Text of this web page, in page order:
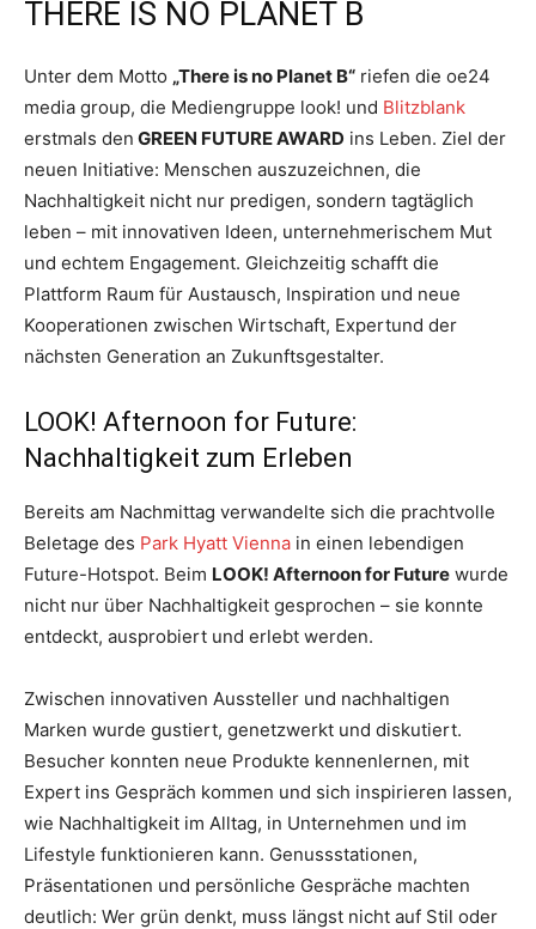
THERE IS NO PLANET B
Unter dem Motto „There is no Planet B“ riefen die oe24
media group, die Mediengruppe look! und Blitzblank
erstmals den GREEN FUTURE AWARD ins Leben. Ziel der
neuen Initiative: Menschen auszuzeichnen, die
Nachhaltigkeit nicht nur predigen, sondern tagtäglich
leben – mit innovativen Ideen, unternehmerischem Mut
und echtem Engagement. Gleichzeitig schafft die
Plattform Raum für Austausch, Inspiration und neue
Kooperationen zwischen Wirtschaft, Expertund der
nächsten Generation an Zukunftsgestalter.
LOOK! Afternoon for Future:
Nachhaltigkeit zum Erleben
Bereits am Nachmittag verwandelte sich die prachtvolle
Beletage des Park Hyatt Vienna in einen lebendigen
Future-Hotspot. Beim LOOK! Afternoon for Future wurde
nicht nur über Nachhaltigkeit gesprochen – sie konnte
entdeckt, ausprobiert und erlebt werden.
Zwischen innovativen Aussteller und nachhaltigen
Marken wurde gustiert, genetzwerkt und diskutiert.
Besucher konnten neue Produkte kennenlernen, mit
Expert ins Gespräch kommen und sich inspirieren lassen,
wie Nachhaltigkeit im Alltag, in Unternehmen und im
Lifestyle funktionieren kann. Genussstationen,
Präsentationen und persönliche Gespräche machten
deutlich: Wer grün denkt, muss längst nicht auf Stil oder